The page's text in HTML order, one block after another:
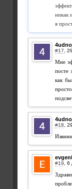
никак
я
#17
Мне
посте
как
#18
#19